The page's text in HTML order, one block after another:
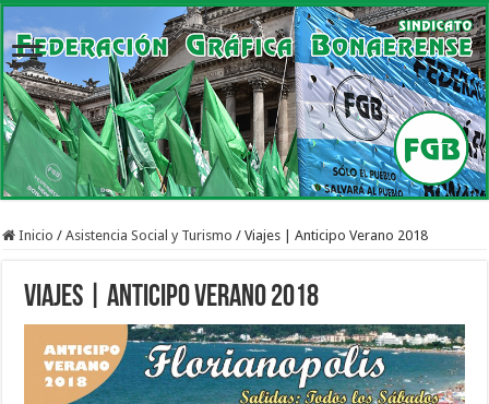
Inicio / Asistencia Social y Turismo / Viajes | Anticipo Verano 2018
Viajes | Anticipo Verano 2018